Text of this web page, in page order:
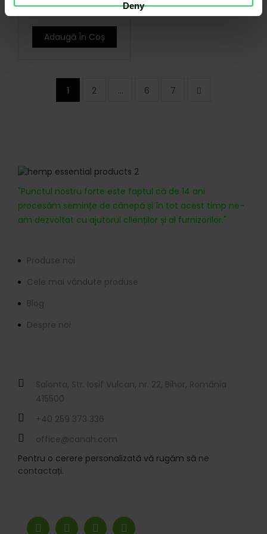
Deny
Adaugă În Coș
1 2 … 6 7
"Punctul nostru forte este faptul că de 14 ani
procesăm semințe de cânepă și în tot acest timp ne-
am dezvoltat cu ajutorul clienților și al furnizorilor."
Produse noi
Cele mai vândute produse
Blog
Despre noi
Salonta, Str. Iosif Vulcan, nr. 22, Bihor, România
415500
+40 259 373 336
office@canah.com
Pentru o cerere personalizată vă rugăm să ne
contactați.